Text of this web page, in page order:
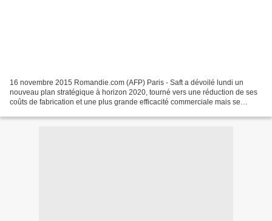
16 novembre 2015 Romandie.com (AFP) Paris - Saft a dévoilé lundi un
nouveau plan stratégique à horizon 2020, tourné vers une réduction de ses
coûts de fabrication et une plus grande efficacité commerciale mais se